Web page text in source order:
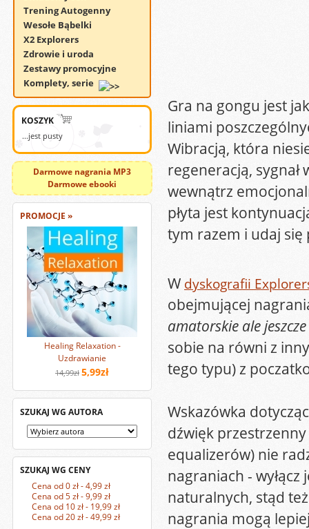
Trening Autogenny
Wesołe Bąbelki
X2 Explorers
Zdrowie i uroda
Zestawy promocyjne
Komplety, serie
KOSZYK
...jest pusty
Darmowe nagrania MP3
Darmowe ebooki
PROMOCJE »
Healing Relaxation -
Uzdrawianie
14,99zł 5,99zł
SZUKAJ WG AUTORA
SZUKAJ WG CENY
Cena od 0 zł - 4,99 zł
Cena od 5 zł - 9,99 zł
Cena od 10 zł - 19,99 zł
Cena od 20 zł - 49,99 zł
Gra na gongu jest
liniami
Wibracją, która
regeneracją,
wewnątrz
płyta jest
tym razem i udaj się
W dyskografii
obejmującej
amatorskie ale
sobie na równi z
tego typu) z
Wskazówka
dźwięk
equalizerów) nie
nagraniach - wyłącz
naturalnych, stąd
nagrania mogą